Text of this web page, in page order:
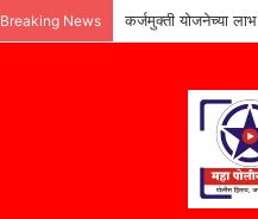
Breaking News कर्जमुक्ती योजनेच्या